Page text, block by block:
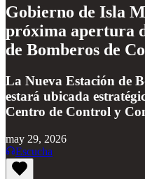
Gobierno de Isla
próxima apertura
de Bomberos de
La Nueva Estación de
estará ubicada
Centro de Control y
may 29, 2026
Escucha